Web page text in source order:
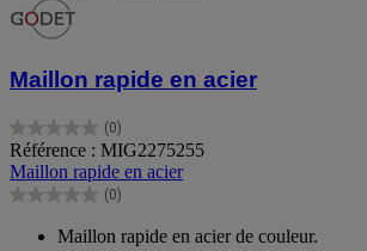
Maillon rapide en acier
(0)
0.0
sur
5
étoiles.
Référence : MIG2275255
Maillon rapide en acier
(0)
0.0
Maillon rapide en acier de couleur.